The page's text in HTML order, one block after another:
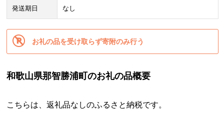
発送期日 なし
お礼の品を受け取らず寄附のみ行う
和歌山県那智勝浦町のお礼の品概要
こちらは、返礼品なしのふるさと納税です。